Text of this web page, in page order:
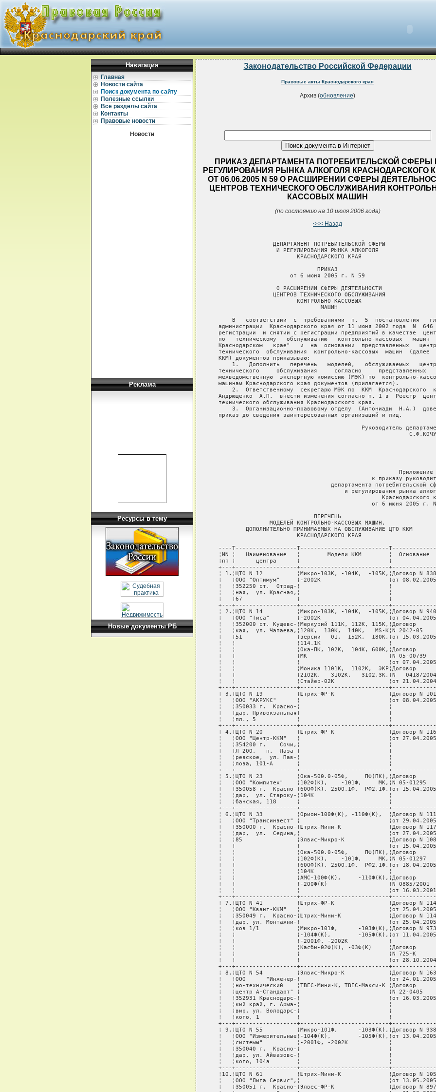
Навигация
Главная
Новости сайта
Поиск документа по сайту
Полезные ссылки
Все разделы сайта
Контакты
Правовые новости
Новости
Реклама
Ресурсы в тему
Новые документы РБ
Законодательство Российской Федерации
Правовые акты Краснодарского края
Архив (обновление)
ПРИКАЗ ДЕПАРТАМЕНТА ПОТРЕБИТЕЛЬСКОЙ СФЕРЫ
РЕГУЛИРОВАНИЯ РЫНКА АЛКОГОЛЯ КРАСНОДАРСКОГО
ОТ 06.06.2005 N 59 О РАСШИРЕНИИ СФЕРЫ
ЦЕНТРОВ ТЕХНИЧЕСКОГО ОБСЛУЖИВАНИЯ
КАССОВЫХ МАШИН
(по состоянию на 10 июля 2006 года)
<<< Назад
                   ДЕПАРТАМЕНТ ПОТРЕБИТЕЛЬСКОЙ СФЕРЫ
                    И РЕГУЛИРОВАНИЯ РЫНКА АЛКОГОЛЯ
                          КРАСНОДАРСКОГО КРАЯ
                                ПРИКАЗ
                        от 6 июня 2005 г. N 59
                    О РАСШИРЕНИИ СФЕРЫ ДЕЯТЕЛЬНОСТИ
                   ЦЕНТРОВ ТЕХНИЧЕСКОГО ОБСЛУЖИВАНИЯ
                          КОНТРОЛЬНО-КАССОВЫХ
                                 МАШИН
В   соответствии  с  требованиями  п.  5  постановления
администрации  Краснодарского края от 11 июня 2002 года  N  646
регистрации  и снятии с регистрации предприятий в качестве
по   техническому   обслуживанию   контрольно-кассовых   машин
Краснодарском   крае"   и  на  основании  представленных
технического  обслуживания  контрольно-кассовых  машин  (далее
   ККМ) документов приказываю:
1.   Дополнить   перечень   моделей,   обслуживаемых
технического     обслуживания     согласно     представленных
межведомственную  экспертную комиссию (МЭК) по  контрольно-
   машинам Краснодарского края документов (прилагается).
2.  Ответственному  секретарю МЭК по  ККМ  Краснодарского
Андрющенко  А.П.  внести изменения согласно п. 1 в  Реестр
   технического обслуживания Краснодарского края.
3.  Организационно-правовому отделу  (Антониади  Н.А.)
   приказ до сведения заинтересованных организаций и лиц.
Руководитель
Приложение
к приказу
департамента потребительской
и регулирования рынка
Краснодарского
от 6 июня 2005 г.
                               ПЕРЕЧЕНЬ
                  МОДЕЛЕЙ КОНТРОЛЬНО-КАССОВЫХ МАШИН,
           ДОПОЛНИТЕЛЬНО ПРИНИМАЕМЫХ НА ОБСЛУЖИВАНИЕ ЦТО ККМ
                          КРАСНОДАРСКОГО КРАЯ
----T------------------T--------------------------
¦NN ¦   Наименование   ¦        Модели ККМ        ¦  Основание
¦пп ¦      центра      ¦                          ¦
+---+------------------+--------------------------
¦ 1.¦ЦТО N 12          ¦Микро-103К, -104К,  -105К,¦Договор N
¦   ¦ООО "Оптимум"     ¦-2002К                    ¦от
¦   ¦352250 ст.  Отрад-¦                          ¦
¦   ¦ная,  ул. Красная,¦                          ¦
¦   ¦67                ¦                          ¦
+---+------------------+--------------------------
¦ 2.¦ЦТО N 14          ¦Микро-103К, -104К,  -105К,¦Договор N
¦   ¦ООО "Тиса"        ¦-2002К                    ¦от
¦   ¦352000 ст. Кущевс-¦Меркурий 111К, 112К, 115К,¦Договор
¦   ¦кая,  ул. Чапаева,¦120К,  130К,  140К,   MS-К¦N 2042-05
¦   ¦51                ¦версии   01,  152К,  180К,¦от
¦   ¦                  ¦114.1К                    ¦
¦   ¦                  ¦Ока-ПК, 102К,  104К, 600К,¦Договор
¦   ¦                  ¦МК                        ¦N 05-00739
¦   ¦                  ¦                          ¦от
¦   ¦                  ¦Моника 1101К,  1102К,  ЭКР¦Договор
¦   ¦                  ¦2102К,   3102К,   3102.3К,¦N   0418/
¦   ¦                  ¦Стайер-02К                ¦от
+---+------------------+--------------------------
¦ 3.¦ЦТО N 19          ¦Штрих-ФР-К                ¦Договор N
¦   ¦ООО "АКРУКС"      ¦                          ¦от
¦   ¦350033 г.  Красно-¦                          ¦
¦   ¦дар, Привокзальная¦                          ¦
¦   ¦пл., 5            ¦                          ¦
+---+------------------+--------------------------
¦ 4.¦ЦТО N 20          ¦Штрих-ФР-К                ¦Договор N
¦   ¦ООО "Центр-ККМ"   ¦                          ¦от
¦   ¦354200 г.    Сочи,¦                          ¦
¦   ¦Л-200,   п.  Лаза-¦                          ¦
¦   ¦ревское,  ул. Пав-¦                          ¦
¦   ¦лова, 101-А       ¦                          ¦
+---+------------------+--------------------------
¦ 5.¦ЦТО N 23          ¦Ока-500.0-05Ф,     ПФ(ПК),¦Договор
¦   ¦ООО "Компитех"    ¦102Ф(К),    -101Ф,     МК,¦N 05-01295
¦   ¦350058 г.  Красно-¦600Ф(К), 2500.1Ф,  РФ2.1Ф,¦от
¦   ¦дар,  ул. Староку-¦104К                      ¦
¦   ¦банская, 118      ¦                          ¦
+---+------------------+--------------------------
¦ 6.¦ЦТО N 33          ¦Орион-100Ф(К), -110Ф(К),  ¦Договор N
¦   ¦ООО "Трансинвест" ¦                          ¦от
¦   ¦350000 г.  Красно-¦Штрих-Мини-К              ¦Договор N
¦   ¦дар,  ул.  Седина,¦                          ¦от
¦   ¦85                ¦Элвис-Микро-К             ¦Договор N
¦   ¦                  ¦                          ¦от
¦   ¦                  ¦Ока-500.0-05Ф,     ПФ(ПК),¦Договор
¦   ¦                  ¦102Ф(К),    -101Ф,     МК,¦N 05-01297
¦   ¦                  ¦600Ф(К), 2500.1Ф,  РФ2.1Ф,¦от
¦   ¦                  ¦104К                      ¦
¦   ¦                  ¦АМС-100Ф(К),     -110Ф(К),¦Договор
¦   ¦                  ¦-200Ф(К)                  ¦N 0885/2001
¦   ¦                  ¦                          ¦от
+---+------------------+--------------------------
¦ 7.¦ЦТО N 41          ¦Штрих-ФР-К                ¦Договор N
¦   ¦ООО "Квант-ККМ"   ¦                          ¦от
¦   ¦350049 г.  Красно-¦Штрих-Мини-К              ¦Договор N
¦   ¦дар, ул. Монтажни-¦                          ¦от
¦   ¦ков 1/1           ¦Микро-101Ф,      -103Ф(К),¦Договор N
¦   ¦                  ¦-104Ф(К),        -105Ф(К),¦от
¦   ¦                  ¦-2001Ф, -2002К            ¦
¦   ¦                  ¦Касби-02Ф(К), -03Ф(К)     ¦Договор
¦   ¦                  ¦                          ¦N 725-К
¦   ¦                  ¦                          ¦от
+---+------------------+--------------------------
¦ 8.¦ЦТО N 54          ¦Элвис-Микро-К             ¦Договор N
¦   ¦ООО      "Инженер-¦                          ¦от
¦   ¦но-технический    ¦ТВЕС-Мини-К, ТВЕС-Макси-К ¦Договор
¦   ¦центр А-Стандарт" ¦                          ¦N 22-0405
¦   ¦352931 Краснодарс-¦                          ¦от
¦   ¦кий край, г. Арма-¦                          ¦
¦   ¦вир, ул. Володарс-¦                          ¦
¦   ¦кого, 1           ¦                          ¦
+---+------------------+--------------------------
¦ 9.¦ЦТО N 55          ¦Микро-101Ф,      -103Ф(К),¦Договор N
¦   ¦ООО "Измерительные¦-104Ф(К),        -105Ф(К),¦от
¦   ¦системы"          ¦-2001Ф, -2002К            ¦
¦   ¦350040 г.  Красно-¦                          ¦
¦   ¦дар, ул. Айвазовс-¦                          ¦
¦   ¦кого, 104а        ¦                          ¦
+---+------------------+--------------------------
¦10.¦ЦТО N 61          ¦Штрих-Мини-К              ¦Договор N
¦   ¦ООО "Лига Сервис",¦                          ¦от
¦   ¦350051 г.  Красно-¦Элвес-ФР-К                ¦Договор N